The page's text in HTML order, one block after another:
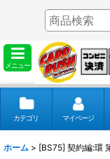
メニュー
カテゴリ マイページ
ホーム > [BS75] 契約編:環